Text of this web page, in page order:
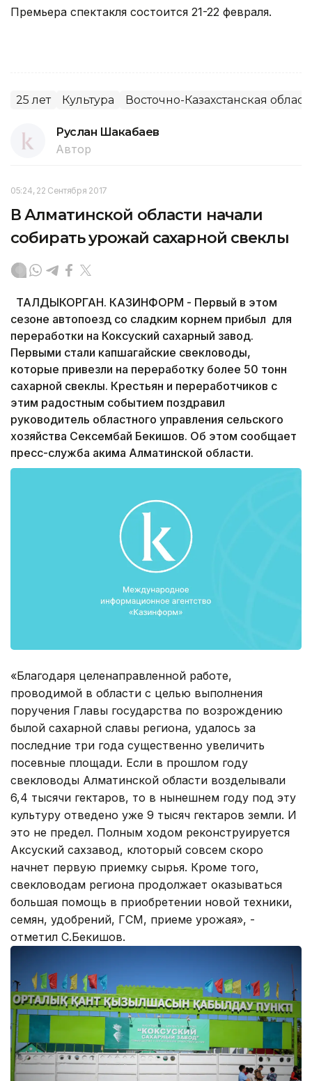
Премьера спектакля состоится 21-22 февраля.
25 лет Культура Восточно-Казахстанская
Руслан Шакабаев
Автор
05:24, 22 Сентября 2017
В Алматинской области начали
собирать урожай сахарной свеклы
ТАЛДЫКОРГАН. КАЗИНФОРМ - Первый в этом
сезоне автопоезд со сладким корнем прибыл для
переработки на Коксуский сахарный завод.
Первыми стали капшагайские свекловоды,
которые привезли на переработку более 50 тонн
сахарной свеклы. Крестьян и переработчиков с
этим радостным событием поздравил
руководитель областного управления сельского
хозяйства Сексембай Бекишов. Об этом сообщает
пресс-служба акима Алматинской области.
«Благодаря целенаправленной работе,
проводимой в области с целью выполнения
поручения Главы государства по возрождению
былой сахарной славы региона, удалось за
последние три года существенно увеличить
посевные площади. Если в прошлом году
свекловоды Алматинской области возделывали
6,4 тысячи гектаров, то в нынешнем году под эту
культуру отведено уже 9 тысяч гектаров земли. И
это не предел. Полным ходом реконструируется
Аксуский сахзавод, клоторый совсем скоро
начнет первую приемку сырья. Кроме того,
свекловодам региона продолжает оказываться
большая помощь в приобретении новой техники,
семян, удобрений, ГСМ, приеме урожая», -
отметил С.Бекишов.